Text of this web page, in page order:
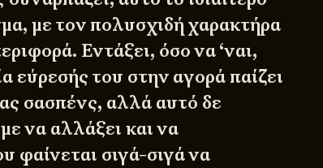
με τον πολυσχιδή χαρακτήρα
Εντάξει, όσο να ‘ναι,
εύρεσής του στην αγορά παίζει
σασπένς, αλλά αυτό δε
να αλλάξει και να
φαίνεται σιγά-σιγά να